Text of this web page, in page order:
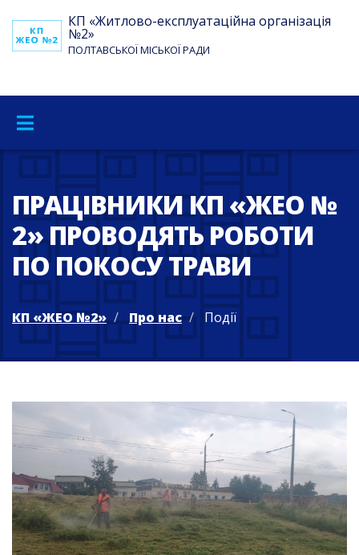
КП «Житлово-експлуатаційна організація
№2»
ПОЛТАВСЬКОЇ МІСЬКОЇ РАДИ
ПРАЦІВНИКИ КП «ЖЕО №
2» ПРОВОДЯТЬ РОБОТИ
ПО ПОКОСУ ТРАВИ
КП «ЖЕО №2» Про нас Події